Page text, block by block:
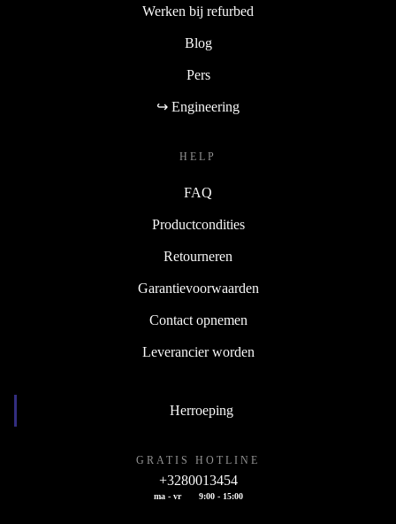
Werken bij refurbed
Blog
Pers
↪ Engineering
HELP
FAQ
Productcondities
Retourneren
Garantievoorwaarden
Contact opnemen
Leverancier worden
Herroeping
GRATIS HOTLINE
+3280013454
ma - vr 9:00 - 15:00